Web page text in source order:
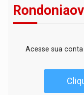
Acesse sua